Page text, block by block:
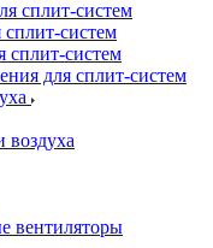
сплит-систем
систем
сплит-систем
для сплит-систем
воздуха
вентиляторы